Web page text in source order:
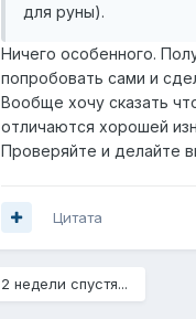
для руны).
Ничего особенного.
попробовать сами и
Вообще хочу сказать
отличаются хорошей
Проверяйте и делайте
Цитата
2 недели спустя...